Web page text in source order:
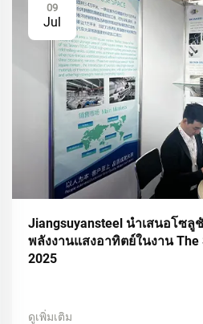
09
Jul
Jiangsuyansteel นำเสนอโซลู
พลังงานแสงอาทิตย์ในงาน The
2025
ดูเพิ่มเติม